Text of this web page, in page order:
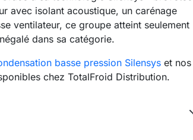
avec isolant acoustique, un carénage
ventilateur, ce groupe atteint seulement
dans sa catégorie.
basse pression Silensys et nos
chez TotalFroid Distribution.